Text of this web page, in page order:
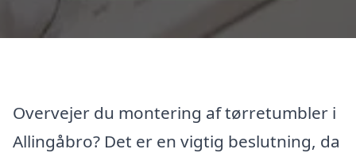
Overvejer du montering af tørretumbler i
Allingåbro? Det er en vigtig beslutning, da